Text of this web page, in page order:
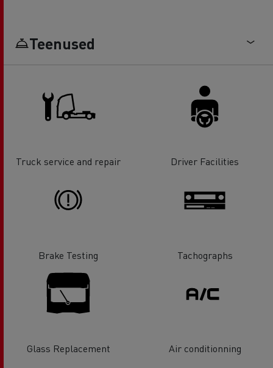
Teenused
Truck service and repair Driver Facilities
Brake Testing Tachographs
Glass Replacement Air conditionning